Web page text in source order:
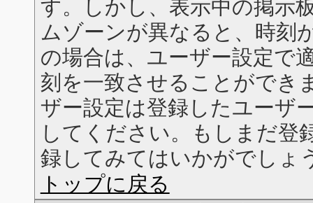
す。しかし、表示中の掲示
ムゾーンが異なると、時刻
の場合は、ユーザー設定で
刻を一致させることができ
ザー設定は登録したユーザ
してください。もしまだ登
録してみてはいかがでしょ
トップに戻る